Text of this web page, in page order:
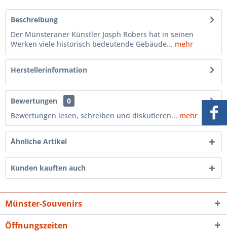
Beschreibung
Der Münsteraner Künstler Josph Robers hat in seinen
Werken viele historisch bedeutende Gebäude... mehr
Herstellerinformation
Bewertungen
0
Bewertungen lesen, schreiben und diskutieren... mehr
Ähnliche Artikel
Kunden kauften auch
Münster-Souvenirs
Öffnungszeiten